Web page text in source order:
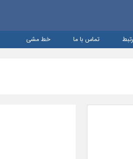
تماس با ما خط مشی